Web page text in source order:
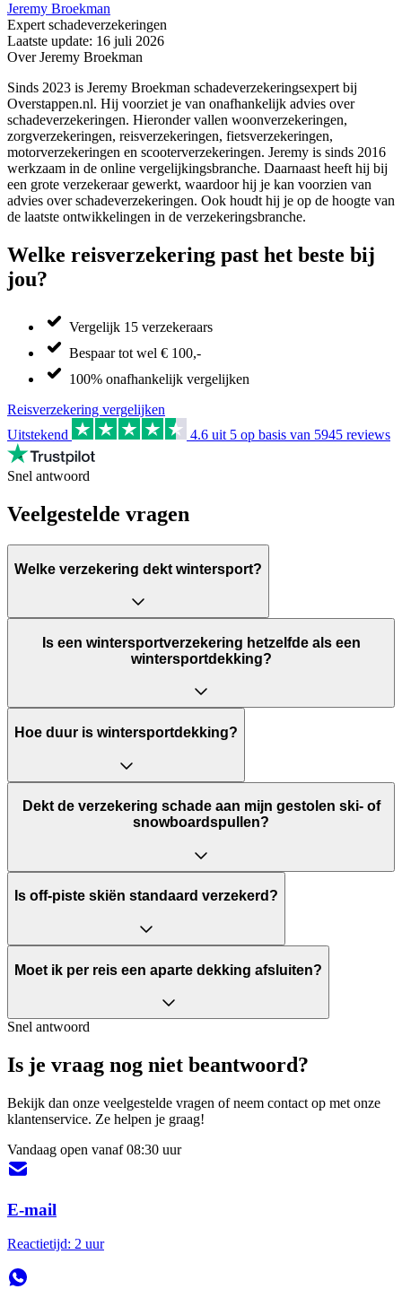
Jeremy Broekman
Expert schadeverzekeringen
Laatste update: 16 juli 2026
Over Jeremy Broekman
Sinds 2023 is Jeremy Broekman schadeverzekeringsexpert bij
Overstappen.nl. Hij voorziet je van onafhankelijk advies over
schadeverzekeringen. Hieronder vallen woonverzekeringen,
zorgverzekeringen, reisverzekeringen, fietsverzekeringen,
motorverzekeringen en scooterverzekeringen. Jeremy is sinds 2016
werkzaam in de online vergelijkingsbranche. Daarnaast heeft hij bij
een grote verzekeraar gewerkt, waardoor hij je kan voorzien van
advies over schadeverzekeringen. Ook houdt hij je op de hoogte van
de laatste ontwikkelingen in de verzekeringsbranche.
Welke reisverzekering past het beste bij
jou?
Vergelijk 15 verzekeraars
Bespaar tot wel € 100,-
100% onafhankelijk vergelijken
Reisverzekering vergelijken
Uitstekend
4.6 uit 5 op basis van 5945 reviews
Snel antwoord
Veelgestelde vragen
Welke verzekering dekt wintersport?
Is een wintersportverzekering hetzelfde als een
wintersportdekking?
Hoe duur is wintersportdekking?
Dekt de verzekering schade aan mijn gestolen ski- of
snowboardspullen?
Is off-piste skiën standaard verzekerd?
Moet ik per reis een aparte dekking afsluiten?
Snel antwoord
Is je vraag nog niet beantwoord?
Bekijk dan onze veelgestelde vragen of neem contact op met onze
klantenservice. Ze helpen je graag!
Vandaag open vanaf 08:30 uur
E-mail
Reactietijd: 2 uur